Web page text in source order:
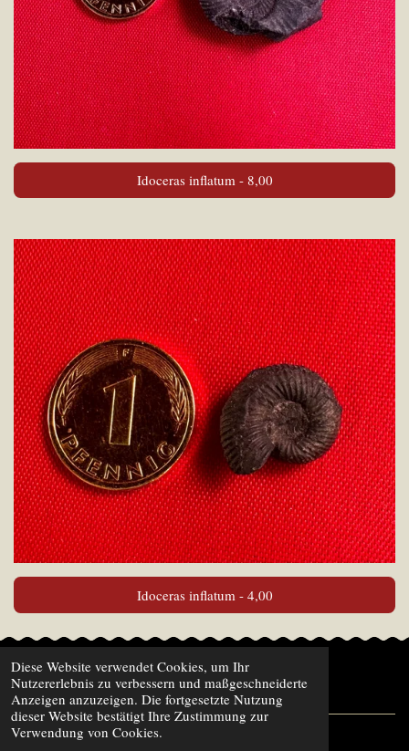
Diese Website verwendet Cookies, um Ihr
Nutzererlebnis zu verbessern und maßgeschneiderte
Anzeigen anzuzeigen. Die fortgesetzte Nutzung
dieser Website bestätigt Ihre Zustimmung zur
Verwendung von Cookies.
Idoceras inflatum - 8,00
Idoceras inflatum - 4,00
Impressum - Datenschutz
© 2024 - 2026 HamburgFossilsHub